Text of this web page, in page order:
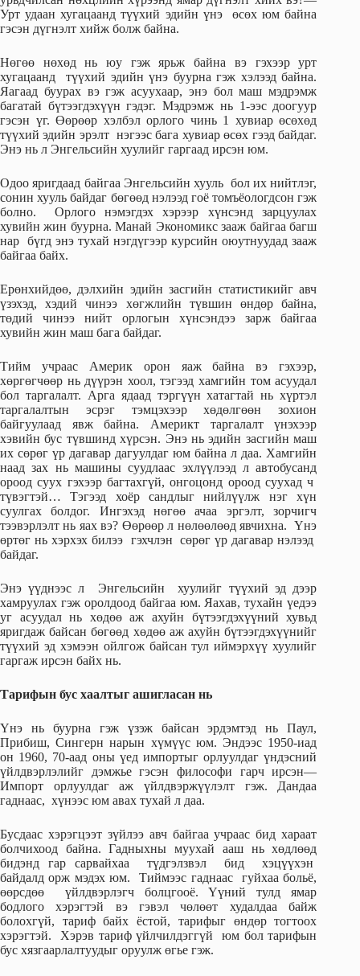
Урт удаан хугацаанд түүхий эдийн үнэ өсөх юм байна
гэсэн дүгнэлт хийж болж байна.
Нөгөө нөхөд нь юу гэж ярьж байна вэ гэхээр урт
хугацаанд түүхий эдийн үнэ буурна гэж хэлээд байна.
Яагаад буурах вэ гэж асуухаар, энэ бол маш мэдрэмж
багатай бүтээгдэхүүн гэдэг. Мэдрэмж нь 1-ээс доогуур
гэсэн үг. Өөрөөр хэлбэл орлого чинь 1 хувиар өсөхөд
түүхий эдийн эрэлт нэгээс бага хувиар өсөх гээд байдаг.
Энэ нь л Энгельсийн хуулийг гаргаад ирсэн юм.
Одоо яригдаад байгаа Энгельсийн хууль бол их нийтлэг,
сонин хууль байдаг бөгөөд нэлээд гоё томъёологдсон гэж
болно. Орлого нэмэгдэх хэрээр хүнсэнд зарцуулах
хувийн жин буурна. Манай Экономикс зааж байгаа багш
нар бүгд энэ тухай нэгдүгээр курсийн оюутнуудад зааж
байгаа байх.
Ерөнхийдөө, дэлхийн эдийн засгийн статистикийг авч
үзэхэд, хэдий чинээ хөгжлийн түвшин өндөр байна,
төдий чинээ нийт орлогын хүнсэндээ зарж байгаа
хувийн жин маш бага байдаг.
Тийм учраас Америк орон яаж байна вэ гэхээр,
хөргөгчөөр нь дүүрэн хоол, тэгээд хамгийн том асуудал
бол таргалалт. Арга ядаад тэргүүн хатагтай нь хүртэл
таргалалтын эсрэг тэмцэхээр хөдөлгөөн зохион
байгуулаад явж байна. Америкт таргалалт үнэхээр
хэвийн бус түвшинд хүрсэн. Энэ нь эдийн засгийн маш
их сөрөг үр дагавар дагуулдаг юм байна л даа. Хамгийн
наад зах нь машины суудлаас эхлүүлээд л автобусанд
ороод суух гэхээр багтахгүй, онгоцонд ороод суухад ч
түвэгтэй… Тэгээд хоёр сандлыг нийлүүлж нэг хүн
суулгах болдог. Ингэхэд нөгөө ачаа эргэлт, зорчигч
тээвэрлэлт нь яах вэ? Өөрөөр л нөлөөлөөд явчихна. Үнэ
өртөг нь хэрхэх билээ гэхчлэн сөрөг үр дагавар нэлээд
байдаг.
Энэ үүднээс л Энгельсийн хуулийг түүхий эд дээр
хамруулах гэж оролдоод байгаа юм. Яахав, тухайн үедээ
уг асуудал нь хөдөө аж ахуйн бүтээгдэхүүний хувьд
яригдаж байсан бөгөөд хөдөө аж ахуйн бүтээгдэхүүнийг
түүхий эд хэмээн ойлгож байсан тул иймэрхүү хуулийг
гаргаж ирсэн байх нь.
Тарифын бус хаалтыг ашигласан нь
Үнэ нь буурна гэж үзэж байсан эрдэмтэд нь Паул,
Прибиш, Сингерн нарын хүмүүс юм. Эндээс 1950-иад
он 1960, 70-аад оны үед импортыг орлуулдаг үндэсний
үйлдвэрлэлийг дэмжье гэсэн философи гарч ирсэн—
Импорт орлуулдаг аж үйлдвэржүүлэлт гэж. Дандаа
гаднаас, хүнээс юм авах тухай л даа.
Бусдаас хэрэгцээт зүйлээ авч байгаа учраас бид хараат
болчихоод байна. Гадныхны муухай ааш нь хөдлөөд
бидэнд гар сарвайхаа түдгэлзвэл бид хэцүүхэн
байдалд орж мэдэх юм. Тиймээс гаднаас гуйхаа больё,
өөрсдөө үйлдвэрлэгч болцгооё. Үүний тулд ямар
бодлого хэрэгтэй вэ гэвэл чөлөөт худалдаа байж
болохгүй, тариф байх ёстой, тарифыг өндөр тогтоох
хэрэгтэй. Хэрэв тариф үйлчилдэггүй юм бол тарифын
бус хязгаарлалтуудыг оруулж өгье гэж.